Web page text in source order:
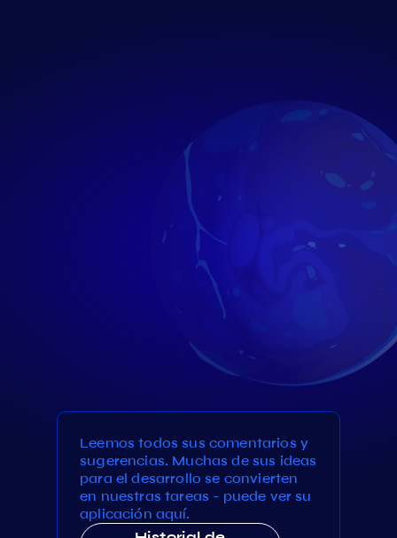
Leemos todos sus comentarios y
sugerencias. Muchas de sus ideas
para el desarrollo se convierten
en nuestras tareas - puede ver su
aplicación aquí.